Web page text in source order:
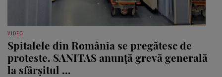
VIDEO
Spitalele din România se pregătesc de
proteste. SANITAS anunță grevă generală
la sfârșitul ...